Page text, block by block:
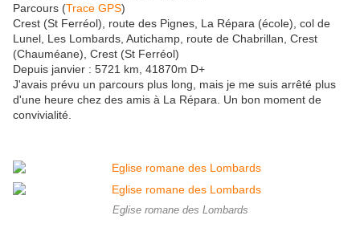
Parcours (Trace GPS)
Crest (St Ferréol), route des Pignes, La Répara (école), col de
Lunel, Les Lombards, Autichamp, route de Chabrillan, Crest
(Chauméane), Crest (St Ferréol)
Depuis janvier : 5721 km, 41870m D+
J'avais prévu un parcours plus long, mais je me suis arrêté plus
d'une heure chez des amis à La Répara. Un bon moment de
convivialité.
Eglise romane des Lombards